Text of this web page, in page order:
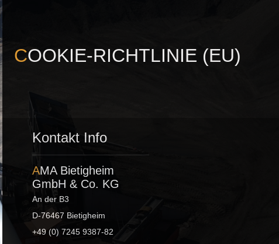
COOKIE-RICHTLINIE (EU)
Kontakt Info
AMA Bietigheim
GmbH & Co. KG
An der B3
D-76467 Bietigheim
+49 (0) 7245 9387-82